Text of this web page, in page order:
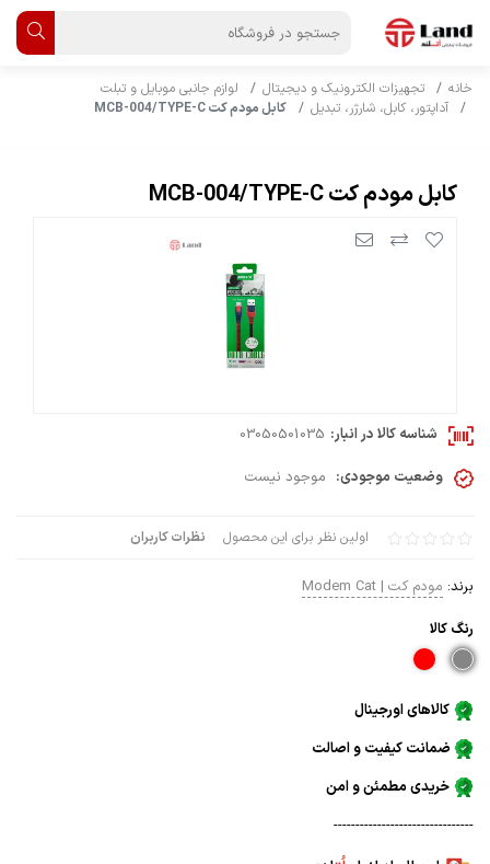
خانه تجهیزات الکترونیک و دیجیتال
لوازم جانبی موبایل و تبلت
آداپتور، کابل، شارژر، تبدیل
کابل مودم کت MCB-004/TYPE-C
کابل مودم کت MCB-004/TYPE-C
اولین نظر برای این محصول نظرات کاربران
برند: مودم کت | Modem Cat
رنگ كالا
کالاهای اورجینال
ضمانت کیفیت و اصالت
خریدی مطمئن و امن
--------------------------------
شناسه کالا در انبار: 03050501035
وضعیت موجودی: موجود نیست